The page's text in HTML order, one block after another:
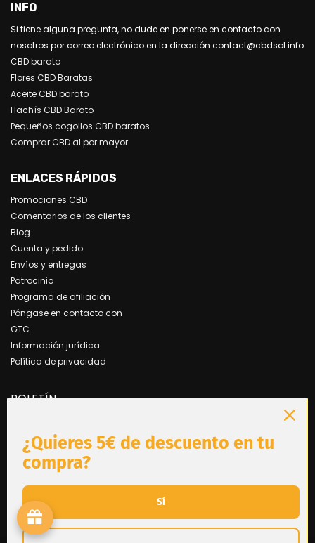
INFO
Si tiene alguna pregunta, no dude en ponerse en contacto con
nosotros por correo electrónico en la dirección contact@cbdsol.info
CBD barato
Flores CBD Baratas
Aceite CBD barato
Hachís CBD Barato
Pequeños cogollos CBD baratos
Comprar CBD al por mayor
ENLACES RÁPIDOS
Promociones CBD
Comentarios de los clientes
Blog
Cuenta y pedido
Envíos y entregas
Patrocinio
Programa de afiliación
Póngase en contacto con
GTC
Información jurídica
Política de privacidad
BOLETÍN
Acepto laslas condiciones generales.
2023 - cbdsol - Todos los derechos reservados
¿Quieres 5€ de descuento en tu
compra?
Sí